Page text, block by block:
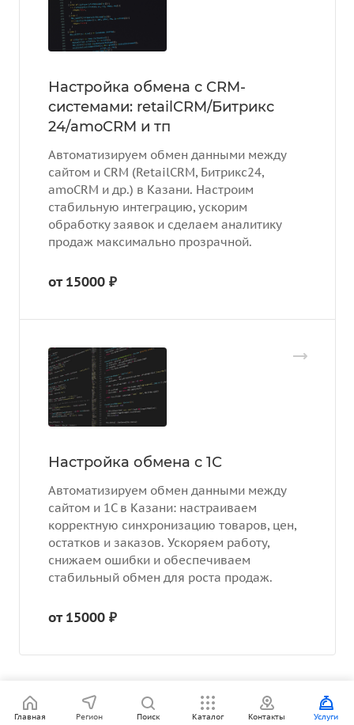
Настройка обмена с CRM-
cистемами: retailCRM/Битрикс
24/amoCRM и тп
Автоматизируем обмен данными между
сайтом и CRM (RetailCRM, Битрикс24,
amoCRM и др.) в Казани. Настроим
стабильную интеграцию, ускорим
обработку заявок и сделаем аналитику
продаж максимально прозрачной.
от 15000 ₽
Настройка обмена с 1С
Автоматизируем обмен данными между
сайтом и 1С в Казани: настраиваем
корректную синхронизацию товаров, цен,
остатков и заказов. Ускоряем работу,
снижаем ошибки и обеспечиваем
стабильный обмен для роста продаж.
от 15000 ₽
Сотрудники
Главная Регион Поиск Каталог Контакты Услуги